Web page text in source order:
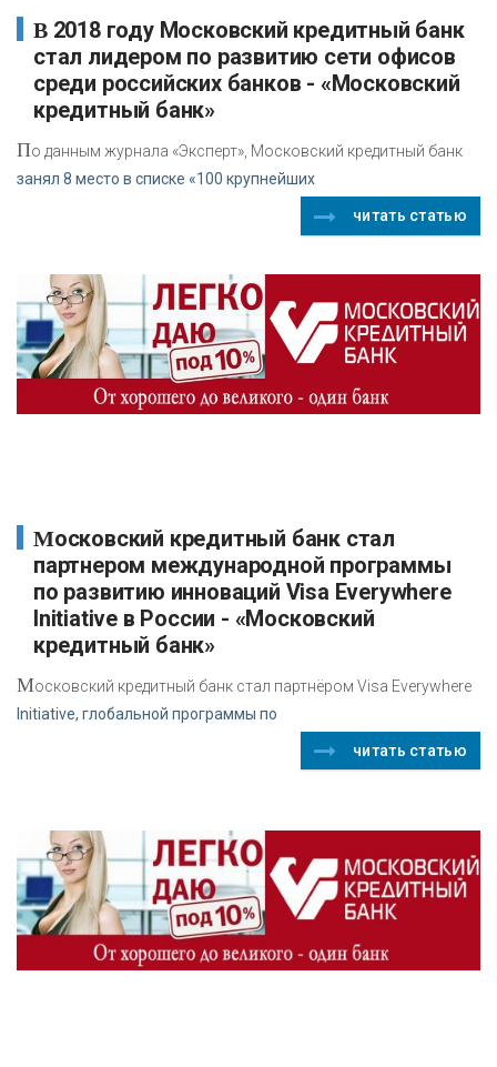
В 2018 году Московский кредитный банк
стал лидером по развитию сети офисов
среди российских банков - «Московский
кредитный банк»
По данным журнала «Эксперт», Московский кредитный банк
занял 8 место в списке «100 крупнейших
читать статью
Московский кредитный банк стал
партнером международной программы
по развитию инноваций Visa Everywhere
Initiative в России - «Московский
кредитный банк»
Московский кредитный банк стал партнёром Visa Everywhere
Initiative, глобальной программы по
читать статью